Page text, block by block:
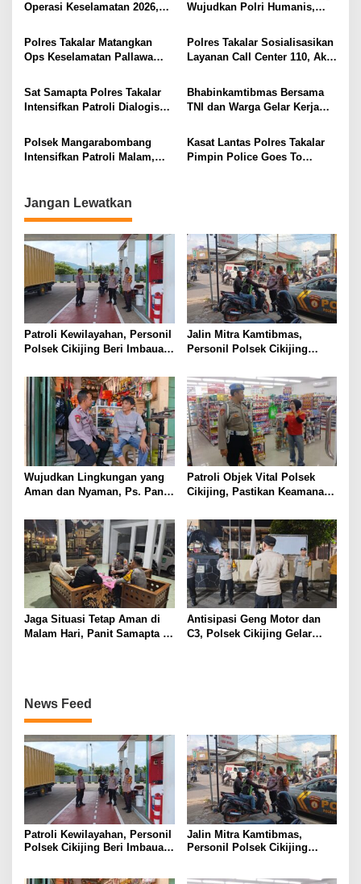
Operasi Keselamatan 2026,
Kamseltibcarlantas Jelang
Ops Ketupat
Wujudkan Polri Humanis,
Kesehatan
Polres Takalar Matangkan
Ops Keselamatan Pallawa
Mandiri Kewilayahan
Polres Takalar Sosialisasikan
Layanan Call Center 110, Aktif
Sat Samapta Polres Takalar
Intensifkan Patroli Dialogis
dan Permukiman
Bhabinkamtibmas Bersama
TNI dan Warga Gelar Kerja
Sampulungan
Polsek Mangarabombang
Intensifkan Patroli Malam,
Kasat Lantas Polres Takalar
Pimpin Police Goes To
Jangan Lewatkan
Patroli Kewilayahan, Personil
Polsek Cikijing Beri Imbauan
Jalin Mitra Kamtibmas,
Personil Polsek Cikijing
Pengendara Ojek Pangkalan
Wujudkan Lingkungan yang
Aman dan Nyaman, Ps. Panit
Sambangi Warga Desa
Cikijing
Patroli Objek Vital Polsek
Cikijing, Pastikan Keamanan
Aman Kepada Masyarakat
Jaga Situasi Tetap Aman di
Malam Hari, Panit Samapta II
Antisipasi Geng Motor dan
C3, Polsek Cikijing Gelar
News Feed
Patroli Kewilayahan, Personil
Polsek Cikijing Beri Imbauan
Jalin Mitra Kamtibmas,
Personil Polsek Cikijing